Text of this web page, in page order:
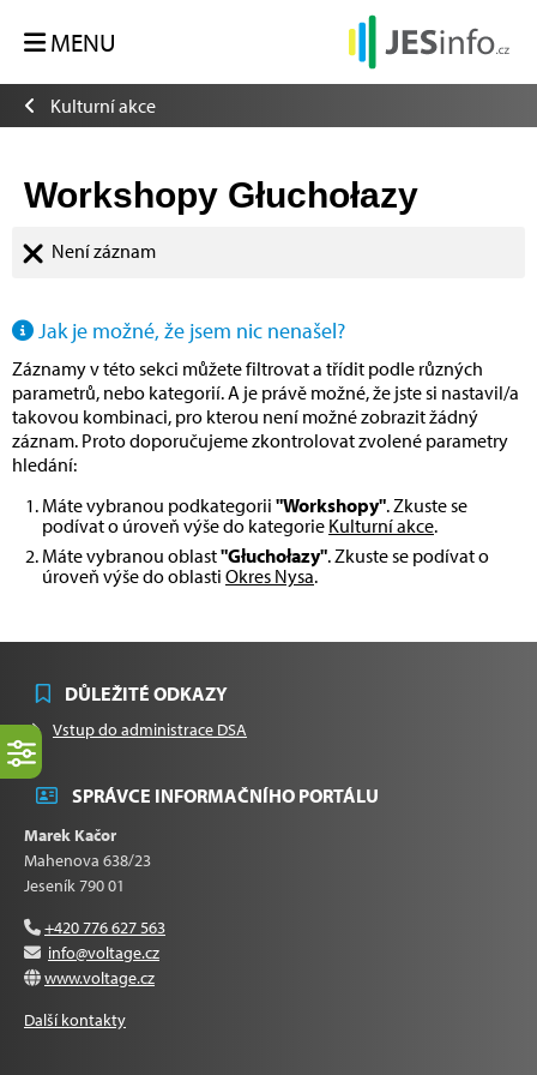
MENU
Kulturní akce
Workshopy Głuchołazy
Není záznam
Jak je možné, že jsem nic nenašel?
Záznamy v této sekci můžete filtrovat a třídit podle různých
parametrů, nebo kategorií. A je právě možné, že jste si nastavil/a
takovou kombinaci, pro kterou není možné zobrazit žádný
záznam. Proto doporučujeme zkontrolovat zvolené parametry
hledání:
Máte vybranou podkategorii "Workshopy". Zkuste se
podívat o úroveň výše do kategorie Kulturní akce.
Máte vybranou oblast"Głuchołazy". Zkuste se podívat o
úroveň výše do oblasti Okres Nysa.
DŮLEŽITÉ ODKAZY
Vstup do administrace DSA
SPRÁVCE INFORMAČNÍHO PORTÁLU
Marek Kačor
Mahenova 638/23
Jeseník 790 01
+420 776 627 563
info@voltage.cz
www.voltage.cz
Další kontakty